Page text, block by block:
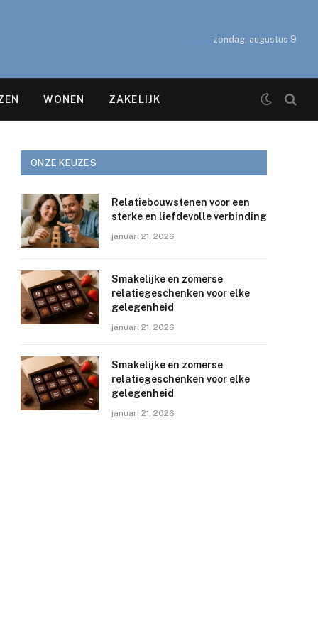
zondag, augustus 9
WONEN ZAKELIJK
ONZE KEUZES
Relatiebouwstenen voor een
sterke en liefdevolle verbinding
januari 21, 2026
Smakelijke en zomerse
relatiegeschenken voor elke
gelegenheid
januari 21, 2026
Smakelijke en zomerse
relatiegeschenken voor elke
gelegenheid
januari 21, 2026